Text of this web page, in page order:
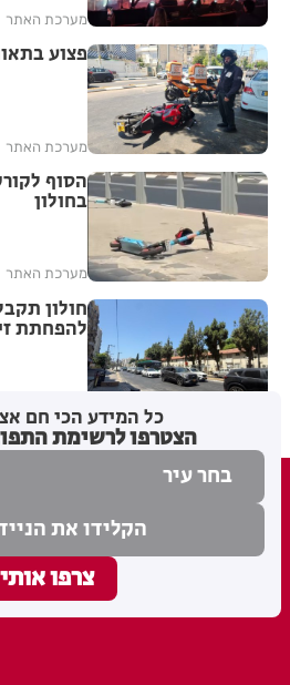
מערכת האתר
פצוע
מערכת האתר
הסוף
בחולון
מערכת האתר
להפחתת
כל המידע הכי חם
הצטרפו לרשימת